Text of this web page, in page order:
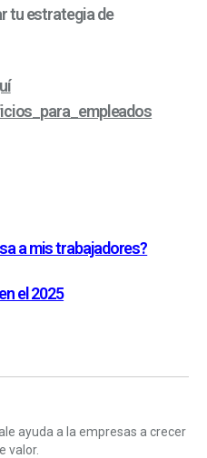
tu estrategia de
a mis trabajadores?
el 2025
ayuda a la empresas a crecer
valor.